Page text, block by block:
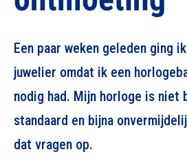
Een paar weken geleden ging
juwelier omdat ik een
nodig had. Mijn horloge is niet
standaard en bijna
dat vragen op.